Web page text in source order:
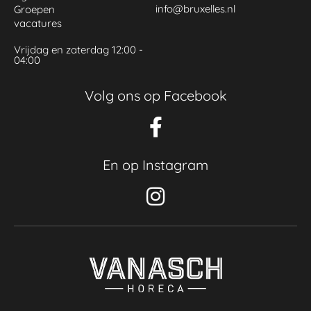
Groepen
vacatures
Vrijdag en zaterdag 12:00 -
04:00
info@bruxelles.nl
Volg ons op Facebook
En op Instagram